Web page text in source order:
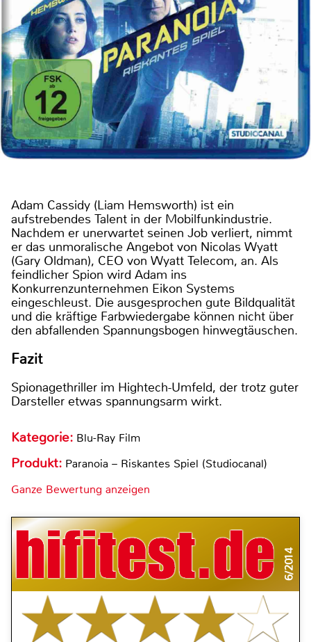
Adam Cassidy (Liam Hemsworth) ist ein
aufstrebendes Talent in der Mobilfunkindustrie.
Nachdem er unerwartet seinen Job verliert, nimmt
er das unmoralische Angebot von Nicolas Wyatt
(Gary Oldman), CEO von Wyatt Telecom, an. Als
feindlicher Spion wird Adam ins
Konkurrenzunternehmen Eikon Systems
eingeschleust. Die ausgesprochen gute Bildqualität
und die kräftige Farbwiedergabe können nicht über
den abfallenden Spannungsbogen hinwegtäuschen.
Fazit
Spionagethriller im Hightech-Umfeld, der trotz guter
Darsteller etwas spannungsarm wirkt.
Kategorie: Blu-Ray Film
Produkt: Paranoia – Riskantes Spiel (Studiocanal)
Ganze Bewertung anzeigen
6/2014